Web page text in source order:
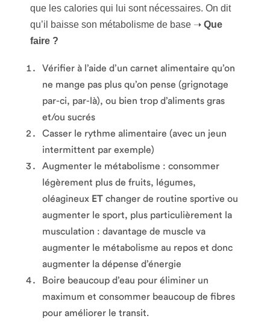
que les calories qui lui sont nécessaires. On dit
qu’il baisse son métabolisme de base ➝ Que
faire ?
Vérifier à l’aide d’un carnet alimentaire qu’on
ne mange pas plus qu’on pense (grignotage
par-ci, par-là), ou bien trop d’aliments gras
et/ou sucrés
Casser le rythme alimentaire (avec un jeun
intermittent par exemple)
Augmenter le métabolisme : consommer
légèrement plus de fruits, légumes,
oléagineux ET changer de routine sportive ou
augmenter le sport, plus particulièrement la
musculation : davantage de muscle va
augmenter le métabolisme au repos et donc
augmenter la dépense d’énergie
Boire beaucoup d’eau pour éliminer un
maximum et consommer beaucoup de fibres
pour améliorer le transit.